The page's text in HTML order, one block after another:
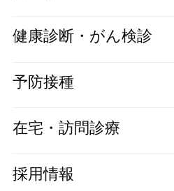
健康診断・がん検診
予防接種
在宅・訪問診療
採用情報